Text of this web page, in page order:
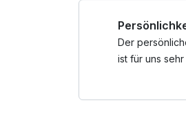
Der
ist für uns